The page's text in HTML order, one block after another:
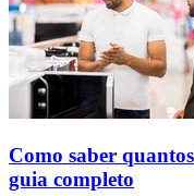
Como saber
guia completo